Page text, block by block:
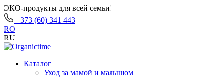
ЭКО-продукты для всей семьи!
+373 (60) 341 443
RO
RU
Каталог
Уход за мамой и малышом